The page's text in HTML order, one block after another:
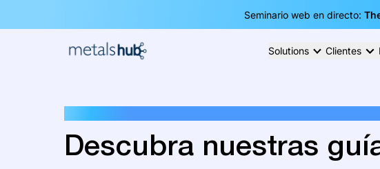
Seminario web en directo:
Solutions Clientes
Descubra nuestras